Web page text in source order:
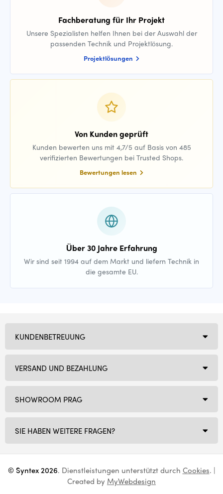
Fachberatung für Ihr Projekt
Unsere Spezialisten helfen Ihnen bei der Auswahl der
passenden Technik und Projektlösung.
Projektlösungen
Von Kunden geprüft
Kunden bewerten uns mit 4,7/5 auf Basis von 485
verifizierten Bewertungen bei Trusted Shops.
Bewertungen lesen
Über 30 Jahre Erfahrung
Wir sind seit 1994 auf dem Markt und liefern Technik in
die gesamte EU.
SHOWROOM PRAG
SIE HABEN WEITERE FRAGEN?
KUNDENBETREUUNG
VERSAND UND BEZAHLUNG
© Syntex 2026. Dienstleistungen unterstützt durch Cookies. |
Created by MyWebdesign